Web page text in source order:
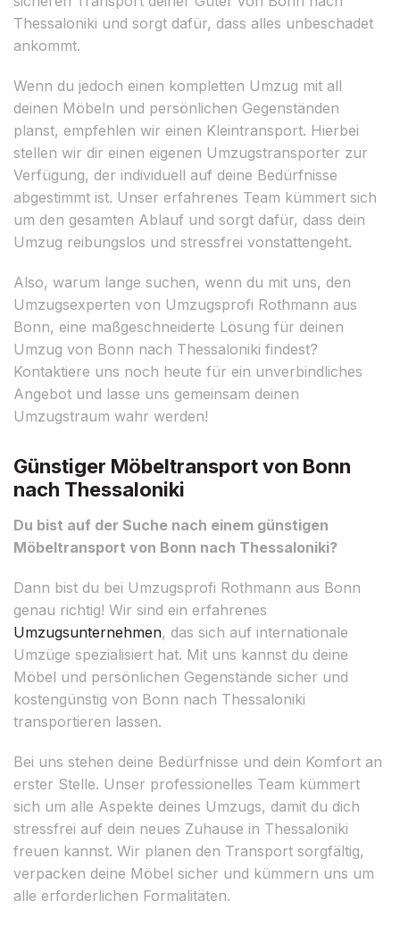
Thessaloniki und sorgt dafür, dass alles unbeschadet
ankommt.
Wenn du jedoch einen kompletten Umzug mit all
deinen Möbeln und persönlichen Gegenständen
planst, empfehlen wir einen Kleintransport. Hierbei
stellen wir dir einen eigenen Umzugstransporter zur
Verfügung, der individuell auf deine Bedürfnisse
abgestimmt ist. Unser erfahrenes Team kümmert sich
um den gesamten Ablauf und sorgt dafür, dass dein
Umzug reibungslos und stressfrei vonstattengeht.
Also, warum lange suchen, wenn du mit uns, den
Umzugsexperten von Umzugsprofi Rothmann aus
Bonn, eine maßgeschneiderte Lösung für deinen
Umzug von Bonn nach Thessaloniki findest?
Kontaktiere uns noch heute für ein unverbindliches
Angebot und lasse uns gemeinsam deinen
Umzugstraum wahr werden!
Günstiger Möbeltransport von Bonn
nach Thessaloniki
Du bist auf der Suche nach einem günstigen
Möbeltransport von Bonn nach Thessaloniki?
Dann bist du bei Umzugsprofi Rothmann aus Bonn
genau richtig! Wir sind ein erfahrenes
Umzugsunternehmen, das sich auf internationale
Umzüge spezialisiert hat. Mit uns kannst du deine
Möbel und persönlichen Gegenstände sicher und
kostengünstig von Bonn nach Thessaloniki
transportieren lassen.
Bei uns stehen deine Bedürfnisse und dein Komfort an
erster Stelle. Unser professionelles Team kümmert
sich um alle Aspekte deines Umzugs, damit du dich
stressfrei auf dein neues Zuhause in Thessaloniki
freuen kannst. Wir planen den Transport sorgfältig,
verpacken deine Möbel sicher und kümmern uns um
alle erforderlichen Formalitäten.